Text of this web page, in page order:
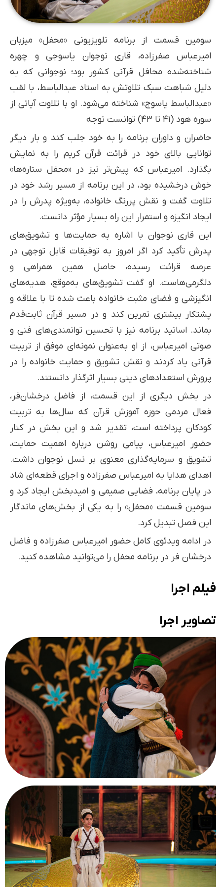
سومین قسمت از برنامه تلویزیونی «محفل» میزبان
امیرعباس صفرزاده، قاری نوجوان یاسوجی و چهره
شناخته‌شده محافل قرآنی کشور بود؛ نوجوانی که به
دلیل شباهت سبک تلاوتش به استاد عبدالباسط، با لقب
«عبدالباسط یاسوج» شناخته می‌شود. او با تلاوت آیاتی از
سوره هود (۴۱ تا ۴۳) توانست توجه
حاضران و داوران برنامه را به خود جلب کند و بار دیگر
توانایی بالای خود در قرائت قرآن کریم را به نمایش
بگذارد. امیرعباس که پیش‌تر نیز در «محفل ستاره‌ها»
خوش درخشیده بود، در این برنامه از مسیر رشد خود در
تلاوت گفت و نقش پررنگ خانواده، به‌ویژه پدرش را در
ایجاد انگیزه و استمرار این راه بسیار مؤثر دانست.
این قاری نوجوان با اشاره به حمایت‌ها و تشویق‌های
پدرش تأکید کرد اگر امروز به توفیقات قابل توجهی در
عرصه قرائت رسیده، حاصل همین همراهی و
دلگرمی‌هاست. او گفت تشویق‌های به‌موقع، هدیه‌های
انگیزشی و فضای مثبت خانواده باعث شده تا با علاقه و
پشتکار بیشتری تمرین کند و در مسیر قرآن ثابت‌قدم
بماند. اساتید برنامه نیز با تحسین توانمندی‌های فنی و
صوتی امیرعباس، از او به‌عنوان نمونه‌ای موفق از تربیت
قرآنی یاد کردند و نقش تشویق و حمایت خانواده را در
پرورش استعدادهای دینی بسیار اثرگذار دانستند.
در بخش دیگری از این قسمت، از فاضل درخشان‌فر،
فعال مردمی حوزه آموزش قرآن که سال‌ها به تربیت
کودکان پرداخته است، تقدیر شد و این بخش در کنار
حضور امیرعباس، پیامی روشن درباره اهمیت حمایت،
تشویق و سرمایه‌گذاری معنوی بر نسل نوجوان داشت.
اهدای هدایا به امیرعباس صفرزاده و اجرای قطعه‌ای شاد
در پایان برنامه، فضایی صمیمی و امیدبخش ایجاد کرد و
سومین قسمت «محفل» را به یکی از بخش‌های ماندگار
این فصل تبدیل کرد.
در ادامه ویدئوی کامل حضور امیرعباس صفرزاده و فاضل
درخشان فر در برنامه محفل را می‌توانید مشاهده کنید.
فیلم اجرا
تصاویر اجرا